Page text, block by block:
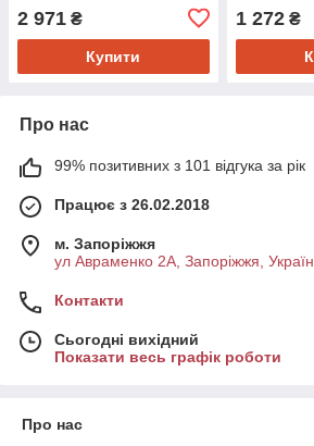
2 971 ₴
Купити
1 272₴
Про нас
99% позитивних з 101 відгука за рік
Працює з 26.02.2018
м. Запоріжжя
ул Авраменко 2А, Запоріжжя,
Контакти
Сьогодні вихідний
Показати весь графік роботи
Про нас